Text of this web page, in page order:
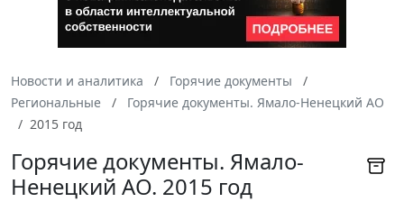
Новости и аналитика
Горячие документы
Региональные
Горячие документы. Ямало-Ненецкий АО
2015 год
Горячие документы. Ямало-
Ненецкий АО. 2015 год